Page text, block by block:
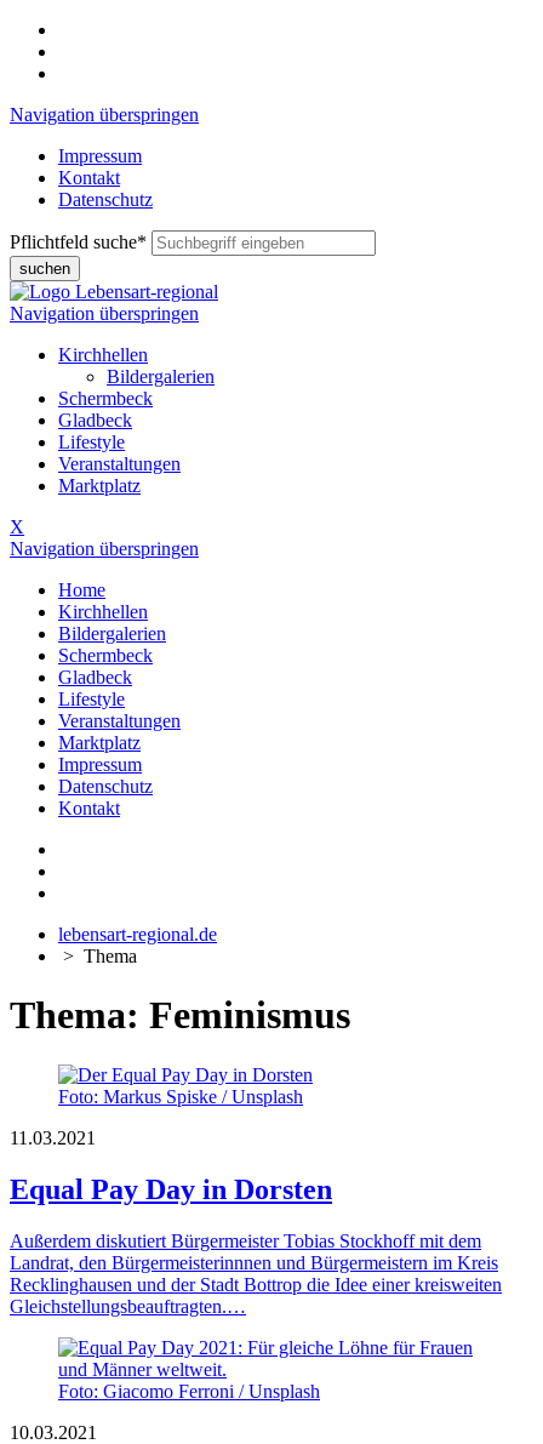
Navigation überspringen
Impressum
Kontakt
Datenschutz
Pflichtfeld suche*
suchen
Navigation überspringen
Kirchhellen
Bildergalerien
Schermbeck
Gladbeck
Lifestyle
Veranstaltungen
Marktplatz
X
Navigation überspringen
Home
Kirchhellen
Bildergalerien
Schermbeck
Gladbeck
Lifestyle
Veranstaltungen
Marktplatz
Impressum
Datenschutz
Kontakt
lebensart-regional.de
> Thema
Thema: Feminismus
Foto: Markus Spiske / Unsplash
11.03.2021
Equal Pay Day in Dorsten
Außerdem diskutiert Bürgermeister Tobias Stockhoff mit dem
Landrat, den Bürgermeisterinnnen und Bürgermeistern im Kreis
Recklinghausen und der Stadt Bottrop die Idee einer kreisweiten
Gleichstellungsbeauftragten.…
Foto: Giacomo Ferroni / Unsplash
10.03.2021